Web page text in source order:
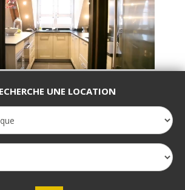
UNE LOCATION